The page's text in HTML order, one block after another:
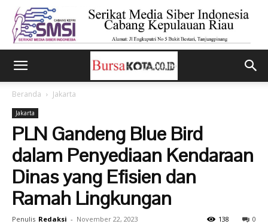
Beranda Jakarta
Jakarta
PLN Gandeng Blue Bird
dalam Penyediaan Kendaraan
Dinas yang Efisien dan
Ramah Lingkungan
Penulis Redaksi - November 22, 2023 0
138